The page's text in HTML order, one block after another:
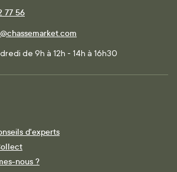
77 56
de 9h à 12h - 14h à 16h30
d'experts
nous ?